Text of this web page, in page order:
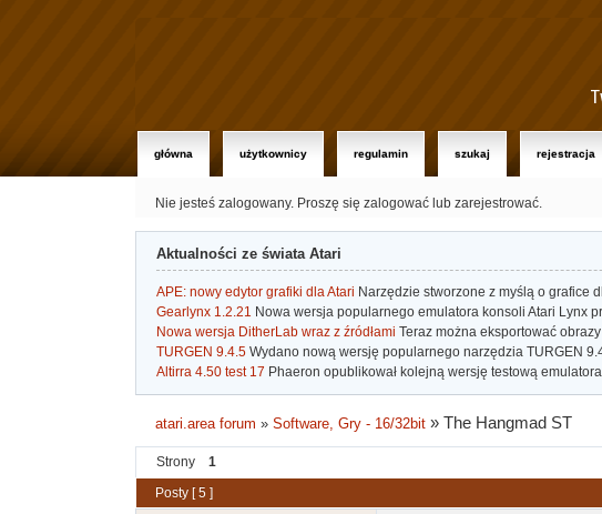
główna użytkownicy regulamin szukaj rejestracja
Nie jesteś zalogowany. Proszę się zalogować lub zarejestrować.
Aktualności ze świata Atari
APE: nowy edytor grafiki dla Atari Narzędzie stworzone z myślą o grafice
Gearlynx 1.2.21 Nowa wersja popularnego emulatora konsoli Atari Lynx
Nowa wersja DitherLab wraz z źródłami Teraz można eksportować
TURGEN 9.4.5 Wydano nową wersję popularnego narzędzia TURGEN
Altirra 4.50 test 17 Phaeron opublikował kolejną wersję testową
atari.area forum »Software, Gry - 16/32bit »The Hangmad ST
Strony 1
Posty [ 5 ]